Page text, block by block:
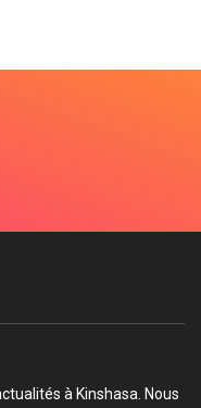
à Kinshasa. Nous